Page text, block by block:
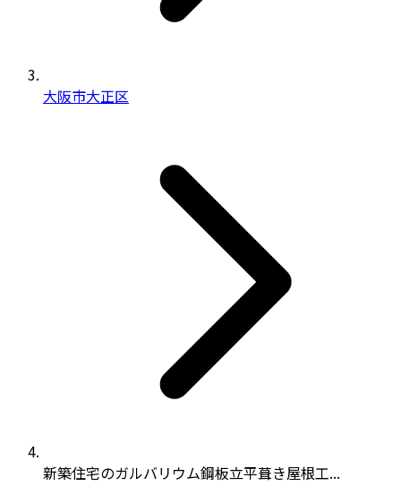
大阪市大正区
新築住宅のガルバリウム鋼板立平葺き屋根工...